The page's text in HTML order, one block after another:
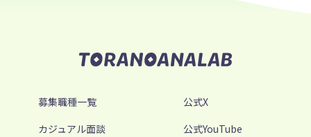
募集職種一覧
カジュアル面談
公式X
公式YouTube